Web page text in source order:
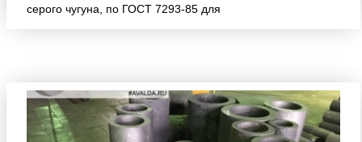
серого чугуна, по ГОСТ 7293-85 для